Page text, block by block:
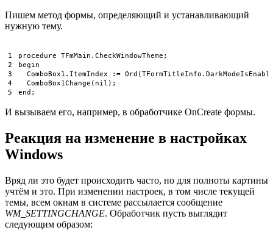
Пишем метод формы, определяющий и устанавливающий
нужную тему.
1
2
3
4
5
procedure TFmMain . CheckWindowTheme ;
begin
ComboBox1 . ItemIndex : = Ord ( TFormTitleInfo .
ComboBox1Change ( nil ) ;
end ;
И вызываем его, например, в обработчике OnCreate формы.
Реакция на изменение в настройках
Windows
Вряд ли это будет происходить часто, но для полноты картины
учтём и это. При изменении настроек, в том числе текущей
темы, всем окнам в системе рассылается сообщение
WM_SETTINGCHANGE. Обработчик пусть выглядит
следующим образом: